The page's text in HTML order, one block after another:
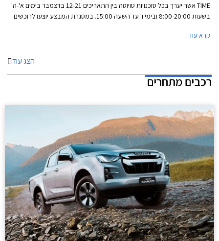
TIME אשר יערך בכל סוכנויות טויוטה בין התאריכים 12-21 בדצמבר בימים א'-ה'
בשעות 8:00-20:00 ובימי ו' עד השעה 15:00. במסגרת המבצע יוצעו לרוכשים
קרא עוד
הצג עוד
רכבים מתחרים